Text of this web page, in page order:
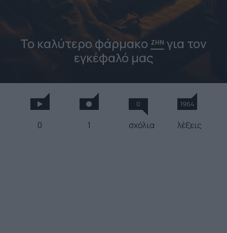
Το καλύτερο φάρμακο ΖΗΝ για τον
εγκέφαλό μας
0 1
0
σχόλια
1964
λέξεις